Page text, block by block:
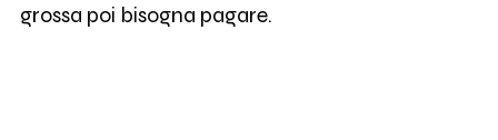
grossa poi bisogna pagare.